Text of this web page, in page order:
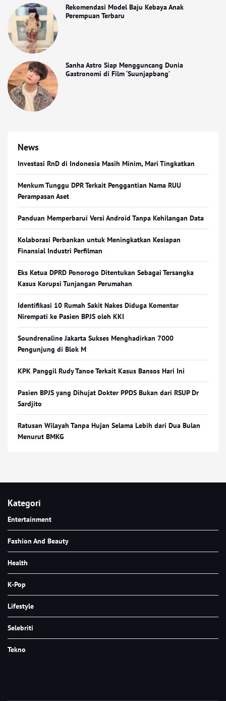
Rekomendasi Model Baju Kebaya Anak
Perempuan Terbaru
Sanha Astro Siap Mengguncang Dunia
Gastronomi di Film ‘Suunjapbang’
News
Investasi RnD di Indonesia Masih Minim, Mari Tingkatkan
Menkum Tunggu DPR Terkait Penggantian Nama RUU
Perampasan Aset
Panduan Memperbarui Versi Android Tanpa Kehilangan Data
Kolaborasi Perbankan untuk Meningkatkan Kesiapan
Finansial Industri Perfilman
Eks Ketua DPRD Ponorogo Ditentukan Sebagai Tersangka
Kasus Korupsi Tunjangan Perumahan
Identifikasi 10 Rumah Sakit Nakes Diduga Komentar
Nirempati ke Pasien BPJS oleh KKI
Soundrenaline Jakarta Sukses Menghadirkan 7000
Pengunjung di Blok M
KPK Panggil Rudy Tanoe Terkait Kasus Bansos Hari Ini
Pasien BPJS yang Dihujat Dokter PPDS Bukan dari RSUP Dr
Sardjito
Ratusan Wilayah Tanpa Hujan Selama Lebih dari Dua Bulan
Menurut BMKG
Kategori
Entertainment
Fashion And Beauty
Health
K-Pop
Lifestyle
Selebriti
Tekno